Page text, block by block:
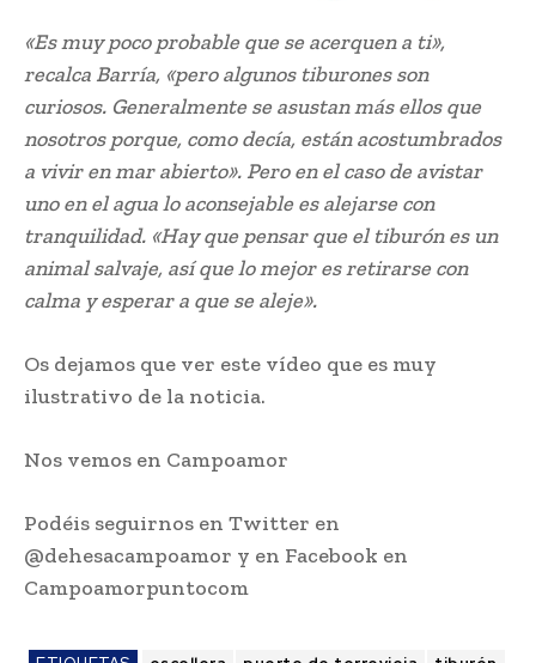
«Es muy poco probable que se acerquen a ti»,
recalca Barría, «pero algunos tiburones son
curiosos. Generalmente se asustan más ellos que
nosotros porque, como decía, están acostumbrados
a vivir en mar abierto». Pero en el caso de avistar
uno en el agua lo aconsejable es alejarse con
tranquilidad. «Hay que pensar que el tiburón es un
animal salvaje, así que lo mejor es retirarse con
calma y esperar a que se aleje».
Os dejamos que ver este vídeo que es muy
ilustrativo de la noticia.
Nos vemos en Campoamor
Podéis seguirnos en Twitter en
@dehesacampoamor y en Facebook en
Campoamorpuntocom